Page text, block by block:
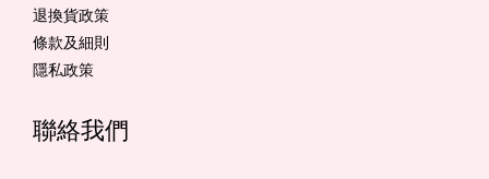
退換貨政策
條款及細則
隱私政策
聯絡我們